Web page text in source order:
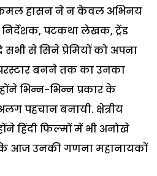
कमल हासन ने न केवल अभिनय
निर्देशक, पटकथा लेखक, ट्रेंड
सभी से सिने प्रेमियों को अपना
बनने तक का उनका
भिन्न-भिन्न प्रकार के
पहचान बनायी. क्षेत्रीय
हिंदी फिल्मों में भी अनोखे
आज उनकी गणना महानायकों